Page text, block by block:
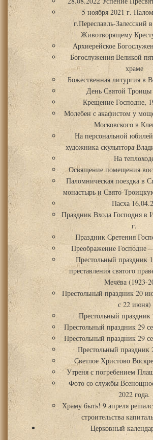
5 ноября 2021 г.
г.Переславль-Залесский
Животворящему
Архиерейское
Богослужения Великой
храме
Божественная литургия в
День Святой Троицы
Крещение Господне,
Молебен с акафистом у
Московского в
На персональной
художника скульптора
На
Освящение помещения
Паломническая поездка в
монастырь и Свято-
Пасха
Праздник Входа Господня в
г.
Праздник Сретения
Преображение Господне
Престольный праздник
преставления святого
Мечёва (1923-
Престольный праздник 20
с 22 июня)
Престольный праздник
Престольный праздник 29
Престольный праздник 29
Престольный праздник
Светлое Христово
Утреня с погребением
Фото со службы
2022 года.
Храму быть! 9 апреля
строительства
Церковный